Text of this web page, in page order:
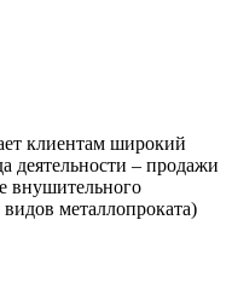
клиентам широкий
деятельности – продажи
внушительного
металлопроката)